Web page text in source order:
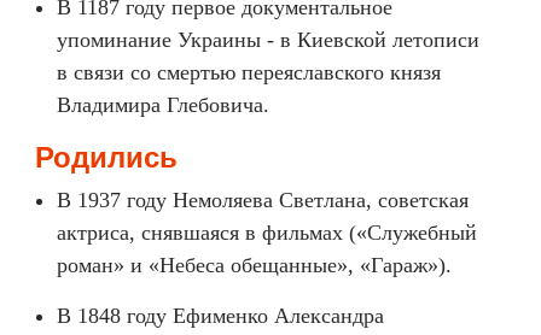
В 1187 году первое документальное
упоминание Украины - в Киевской летописи
в связи со смертью переяславского князя
Владимира Глебовича.
Родились
В 1937 году Немоляева Светлана, советская
актриса, снявшаяся в фильмах («Служебный
роман» и «Небеса обещанные», «Гараж»).
В 1848 году Ефименко Александра